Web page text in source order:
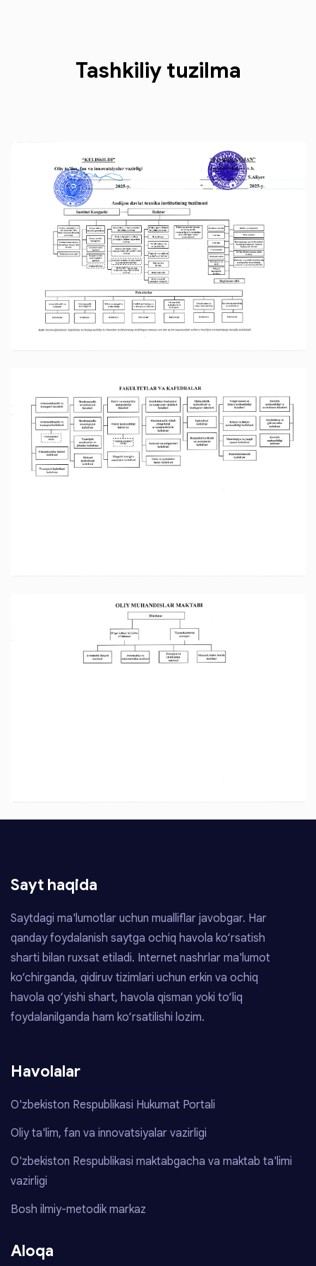
Tashkiliy tuzilma
Sayt haqida
Saytdagi ma'lumotlar uchun mualliflar javobgar. Har
qanday foydalanish saytga ochiq havola ko‘rsatish
sharti bilan ruxsat etiladi. Internet nashrlar ma'lumot
ko‘chirganda, qidiruv tizimlari uchun erkin va ochiq
havola qo‘yishi shart, havola qisman yoki to‘liq
foydalanilganda ham ko‘rsatilishi lozim.
Havolalar
O'zbekiston Respublikasi Hukumat Portali
Oliy ta'lim, fan va innovatsiyalar vazirligi
O'zbekiston Respublikasi maktabgacha va maktab ta'limi
vazirligi
Bosh ilmiy-metodik markaz
Aloqa